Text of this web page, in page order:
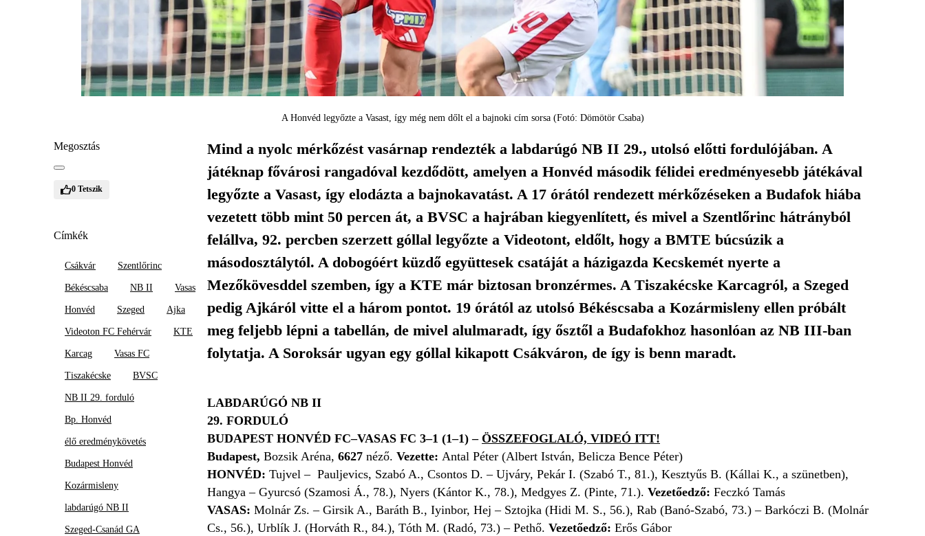
A Honvéd legyőzte a Vasast, így még nem dőlt el a bajnoki cím sorsa (Fotó: Dömötör Csaba)
Megosztás
0 Tetszik
Címkék
Csákvár Szentlőrinc
Békéscsaba NB II Vasas
Honvéd Szeged Ajka
Videoton FC Fehérvár KTE
Karcag Vasas FC
Tiszakécske BVSC
NB II 29. forduló
Bp. Honvéd
élő eredménykövetés
Budapest Honvéd
Kozármisleny
labdarúgó NB II
Szeged-Csanád GA
Mind a nyolc mérkőzést vasárnap rendezték a labdarúgó NB II 29., utolsó előtti fordulójában. A
játéknap fővárosi rangadóval kezdődött, amelyen a Honvéd második félidei eredményesebb játékával
legyőzte a Vasast, így elodázta a bajnokavatást. A 17 órától rendezett mérkőzéseken a Budafok hiába
vezetett több mint 50 percen át, a BVSC a hajrában kiegyenlített, és mivel a Szentlőrinc hátrányból
felállva, 92. percben szerzett góllal legyőzte a Videotont, eldőlt, hogy a BMTE búcsúzik a
másodosztálytól. A dobogóért küzdő együttesek csatáját a házigazda Kecskemét nyerte a
Mezőkövesddel szemben, így a KTE már biztosan bronzérmes. A Tiszakécske Karcagról, a Szeged
pedig Ajkáról vitte el a három pontot. 19 órától az utolsó Békéscsaba a Kozármisleny ellen próbált
meg feljebb lépni a tabellán, de mivel alulmaradt, így ősztől a Budafokhoz hasonlóan az NB III-ban
folytatja. A Soroksár ugyan egy góllal kikapott Csákváron, de így is benn maradt.
LABDARÚGÓ NB II
29. FORDULÓ
BUDAPEST HONVÉD FC–VASAS FC 3–1 (1–1)– ÖSSZEFOGLALÓ, VIDEÓ ITT!
Budapest, Bozsik Aréna, 6627 néző. Vezette: Antal Péter (Albert István, Belicza Bence Péter)
HONVÉD: Tujvel – Pauljevics, Szabó A., Csontos D. – Ujváry, Pekár I. (Szabó T., 81.), Kesztyűs B. (Kállai K., a szünetben),
Hangya – Gyurcsó (Szamosi Á., 78.), Nyers (Kántor K., 78.), Medgyes Z. (Pinte, 71.). Vezetőedző: Feczkó Tamás
VASAS: Molnár Zs. – Girsik A., Baráth B., Iyinbor, Hej – Sztojka (Hidi M. S., 56.), Rab (Banó-Szabó, 73.) – Barkóczi B. (Molnár
Cs., 56.), Urblík J. (Horváth R., 84.), Tóth M. (Radó, 73.) – Pethő. Vezetőedző: Erős Gábor